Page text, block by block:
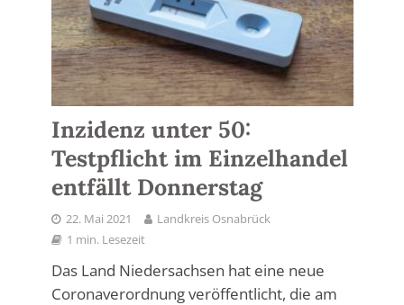
Inzidenz unter 50:
Testpflicht im Einzelhandel
entfällt Donnerstag
22. Mai 2021
Landkreis Osnabrück
1 min. Lesezeit
Das Land Niedersachsen hat eine neue
Coronaverordnung veröffentlicht, die am